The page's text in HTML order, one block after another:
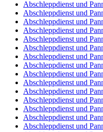
Abschleppdienst und
Abschleppdienst und
Abschleppdienst und
Abschleppdienst und
Abschleppdienst und
Abschleppdienst und
Abschleppdienst und
Abschleppdienst und
Abschleppdienst und
Abschleppdienst und
Abschleppdienst und
Abschleppdienst und
Abschleppdienst und
Abschleppdienst und
Abschleppdienst und